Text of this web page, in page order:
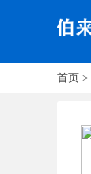
首页 >